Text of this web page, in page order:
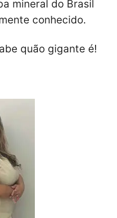
mineral do Brasil
conhecido.
quão gigante é!